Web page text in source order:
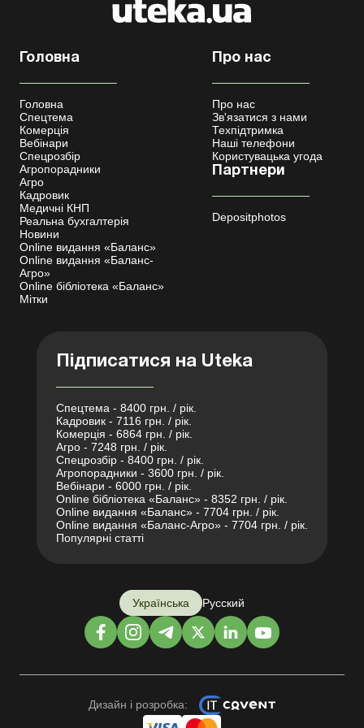
Головна
Головна
Спецтема
Комерція
Вебінари
Спецрозбір
Агропорадники
Агро
Кадровик
Медичні КНП
Реальна бухгалтерія
Новини
Online видання «Баланс»
Online видання «Баланс-
Агро»
Online бібліотека «Баланс»
Мітки
Про нас
Про нас
Зв'язатися з нами
Техпідтримка
Наші телефони
Користувацька угода
Партнери
Depositphotos
Підписатися на Uteka
Спецтема - 8400 грн. / рік.
Кадровик - 7116 грн. / рік.
Комерція - 6864 грн. / рік.
Агро - 7248 грн. / рік.
Спецрозбір - 8400 грн. / рік.
Агропорадники - 3600 грн. / рік.
Вебінари - 6000 грн. / рік.
Online бібліотека «Баланс» - 8352 грн. / рік.
Online видання «Баланс» - 7704 грн. / рік.
Online видання «Баланс-Агро» - 7704 грн. / рік.
Популярні статті
Українська Русский
Дизайн і розробка: